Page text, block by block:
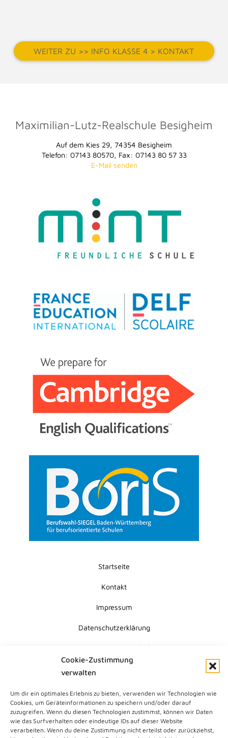
Cookie-Zustimmung
verwalten
Um dir ein optimales Erlebnis zu bieten, verwenden wir Technologien wie
Cookies, um Geräteinformationen zu speichern und/oder darauf
zuzugreifen. Wenn du diesen Technologien zustimmst, können wir Daten
wie das Surfverhalten oder eindeutige IDs auf dieser Website
verarbeiten. Wenn du deine Zustimmung nicht erteilst oder zurückziehst,
WEITER ZU >> INFO KLASSE 4 > KONTAKT
Maximilian-Lutz-Realschule Besigheim
Auf dem Kies 29, 74354 Besigheim
Telefon: 07143 80570, Fax: 07143 80 57 33
E-Mail senden
Startseite
Kontakt
Impressum
Datenschutzerklärung
Erklärung zur Barrierefreiheit
Cookie-Richtlinie (EU)
Search
Submit